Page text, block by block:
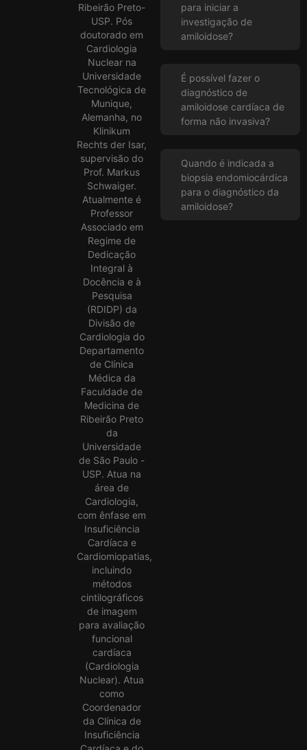
Ribeirão Preto-
USP. Pós
doutorado em
Cardiologia
Nuclear na
Universidade
Tecnológica de
Munique,
Alemanha, no
Klinikum
Rechts der Isar,
supervisão do
Prof. Markus
Schwaiger.
Atualmente é
Professor
Associado em
Regime de
Dedicação
Integral à
Docência e à
Pesquisa
(RDIDP) da
Divisão de
Cardiologia do
Departamento
de Clínica
Médica da
Faculdade de
Medicina de
Ribeirão Preto
da
Universidade
de São Paulo -
USP. Atua na
área de
Cardiologia,
com ênfase em
Insuficiência
Cardíaca e
Cardiomiopatias,
incluindo
métodos
cintilográficos
de imagem
para avaliação
funcional
cardíaca
(Cardiologia
Nuclear). Atua
como
Coordenador
da Clínica de
Insuficiência
para iniciar a
investigação de
amiloidose?
É possível fazer o
diagnóstico de
amiloidose cardíaca de
forma não invasiva?
Quando é indicada a
biopsia endomiocárdica
para o diagnóstico da
amiloidose?